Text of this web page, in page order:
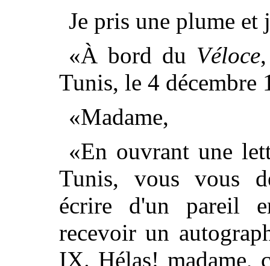
Je pris une plume et
«À bord du Véloce
Tunis, le 4 décembre
«Madame,
«En ouvrant une
Tunis, vous vous
écrire d'un pareil
recevoir un
IX. Hélas! madame,